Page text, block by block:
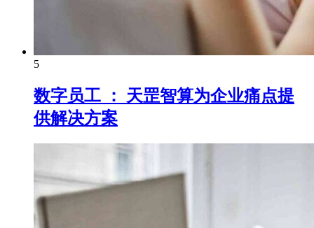
5
数字员工 ： 天罡智算为企业痛点提
供解决方案